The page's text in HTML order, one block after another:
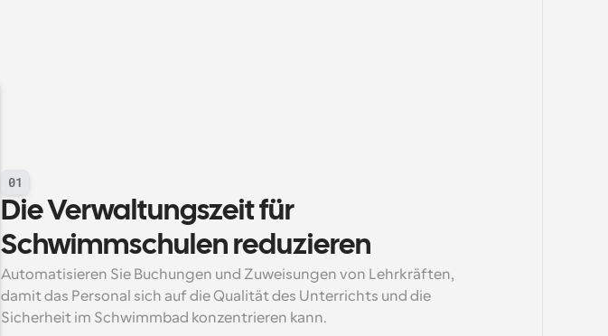
01
Die Verwaltungszeit für
Schwimmschulen reduzieren
Automatisieren Sie Buchungen und Zuweisungen von Lehrkräften,
damit das Personal sich auf die Qualität des Unterrichts und die
Sicherheit im Schwimmbad konzentrieren kann.